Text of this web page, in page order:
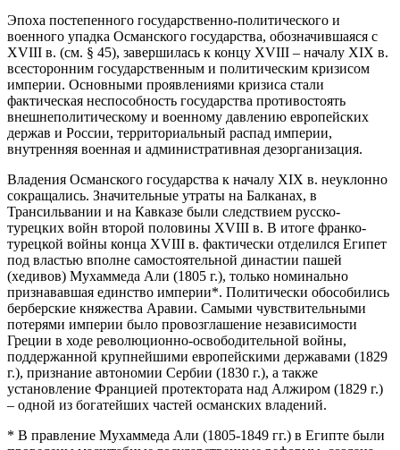
Эпоха постепенного государственно-политического и
военного упадка Османского государства, обозначившаяся с
XVIII в. (см. § 45), завершилась к концу XVIII – началу XIX в.
всесторонним государственным и политическим кризисом
империи. Основными проявлениями кризиса стали
фактическая неспособность государства противостоять
внешнеполитическому и военному давлению европейских
держав и России, территориальный распад империи,
внутренняя военная и административная дезорганизация.
Владения Османского государства к началу XIX в. неуклонно
сокращались. Значительные утраты на Балканах, в
Трансильвании и на Кавказе были следствием русско-
турецких войн второй половины XVIII в. В итоге франко-
турецкой войны конца XVIII в. фактически отделился Египет
под властью вполне самостоятельной династии пашей
(хедивов) Мухаммеда Али (1805 г.), только номинально
признававшая единство империи*. Политически обособились
берберские княжества Аравии. Самыми чувствительными
потерями империи было провозглашение независимости
Греции в ходе революционно-освободительной войны,
поддержанной крупнейшими европейскими державами (1829
г.), признание автономии Сербии (1830 г.), а также
установление Францией протектората над Алжиром (1829 г.)
– одной из богатейших частей османских владений.
* В правление Мухаммеда Али (1805-1849 гг.) в Египте были